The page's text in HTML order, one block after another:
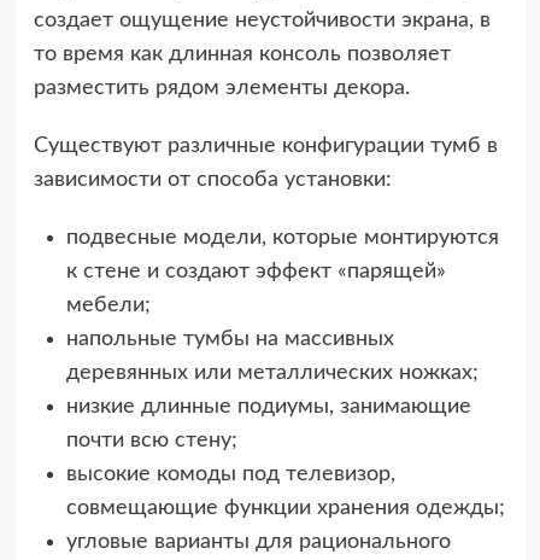
создает ощущение неустойчивости экрана, в
то время как длинная консоль позволяет
разместить рядом элементы декора.
Существуют различные конфигурации тумб в
зависимости от способа установки:
подвесные модели, которые монтируются
к стене и создают эффект «парящей»
мебели;
напольные тумбы на массивных
деревянных или металлических ножках;
низкие длинные подиумы, занимающие
почти всю стену;
высокие комоды под телевизор,
совмещающие функции хранения одежды;
угловые варианты для рационального